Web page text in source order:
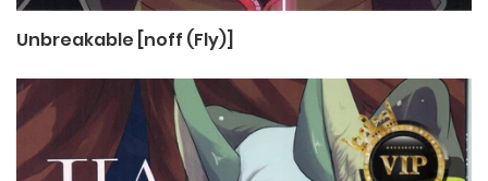
Unbreakable [noff (Fly)]